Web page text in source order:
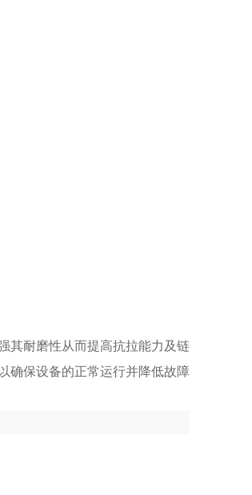
其耐磨性从而提高抗拉能力及链
确保设备的正常运行并降低故障